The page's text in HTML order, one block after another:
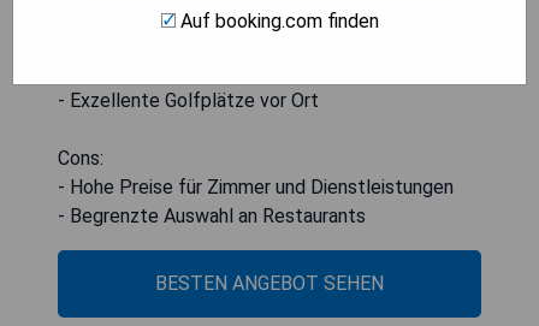
- Luxuriöse Zimmer und Suiten
- Exzellente Golfplätze vor Ort
Cons:
- Hohe Preise für Zimmer und Dienstleistungen
- Begrenzte Auswahl an Restaurants
BESTEN ANGEBOT SEHEN
Auf booking.com finden